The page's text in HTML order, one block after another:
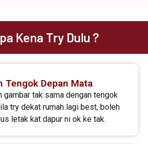
Kena Try Dulu ?
Tengok Depan Mata
gambar tak sama dengan tengok
try dekat rumah lagi best, boleh
letak kat dapur ni ok ke tak.